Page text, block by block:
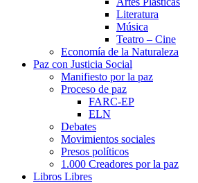
Literatura
Música
Teatro – Cine
Economía de la Naturaleza
Paz con Justicia Social
Manifiesto por la paz
Proceso de paz
FARC-EP
ELN
Debates
Movimientos sociales
Presos políticos
1.000 Creadores por la paz
Libros Libres